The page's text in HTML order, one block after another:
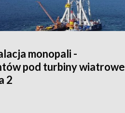
monopali -
pod turbiny wiatrowe
2